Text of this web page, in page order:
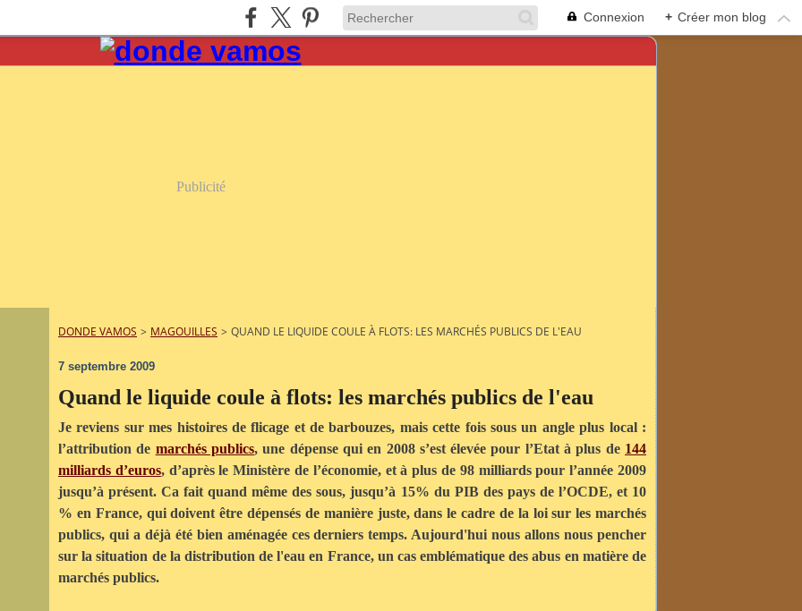
Connexion + Créer mon blog
Publicité
DONDE VAMOS > MAGOUILLES > QUAND LE LIQUIDE COULE À FLOTS: LES MARCHÉS PUBLICS DE L'EAU
7 septembre 2009
Quand le liquide coule à flots: les marchés publics de l'eau
Je reviens sur mes histoires de flicage et de barbouzes, mais cette fois sous un angle plus local :
l’attribution de marchés publics, une dépense qui en 2008 s’est élevée pour l’Etat à plus de 144
milliards d’euros, d’après le Ministère de l’économie, et à plus de 98 milliards pour l’année 2009
jusqu’à présent. Ca fait quand même des sous, jusqu’à 15% du PIB des pays de l’OCDE, et 10
% en France, qui doivent être dépensés de manière juste, dans le cadre de la loi sur les marchés
publics, qui a déjà été bien aménagée ces derniers temps. Aujourd'hui nous allons nous pencher
sur la situation de la distribution de l'eau en France, un cas emblématique des abus en matière de
marchés publics.